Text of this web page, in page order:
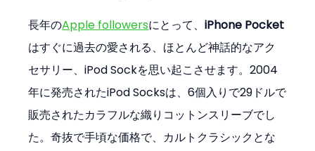
長年のApple followersにとって、iPhone Pocket
はすぐに過去の愛される、ほとんど神話的なアク
セサリー、iPod Sockを思い起こさせます。2004
年に発売されたiPod Socksは、6個入りで29ドルで
販売されたカラフルな織りコットンスリーブでし
た。奇抜で手頃な価格で、カルトクラシックとな